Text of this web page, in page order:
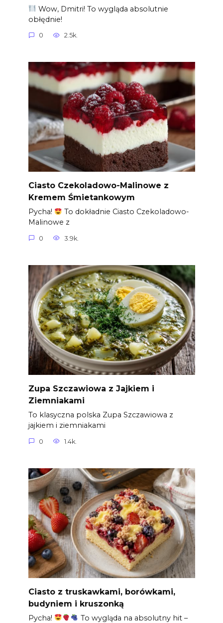
Wow, Dmitri! To wygląda absolutnie
obłędnie!
0 2.5k.
Ciasto Czekoladowo-Malinowe z
Kremem Śmietankowym
Pycha!
To dokładnie Ciasto Czekoladowo-
Malinowe z
0 3.9k.
Zupa Szczawiowa z Jajkiem i
Ziemniakami
To klasyczna polska Zupa Szczawiowa z
jajkiem i ziemniakami
0 1.4k.
Ciasto z truskawkami, borówkami,
budyniem i kruszonką
Pycha!
To wygląda na absolutny hit –